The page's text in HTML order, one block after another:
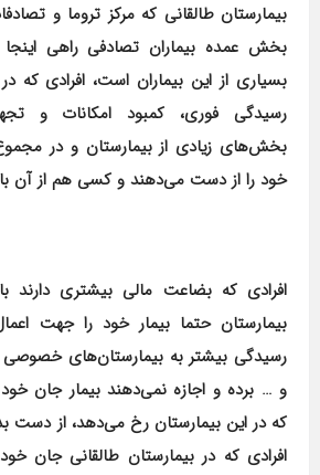
بیمارستان طالقانی که مرکز تروما و
بخش عمده بیماران تصادفی راهی
بسیاری از این بیماران است، افرادی که
رسیدگی فوری، کمبود امکانات و
بخش‌های زیادی از بیمارستان و در
خود را از دست می‌دهند و کسی هم از آن
افرادی که بضاعت مالی بیشتری دارند
بیمارستان حتما بیمار خود را جهت
رسیدگی بیشتر به بیمارستان‌های خصوصی
و … برده و اجازه نمی‌دهند بیمار جان
که در این بیمارستان رخ می‌دهد، از دست
افرادی که در بیمارستان طالقانی جان